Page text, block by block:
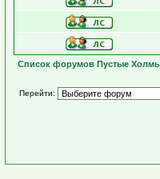
Список форумов Пустые
Перейти: